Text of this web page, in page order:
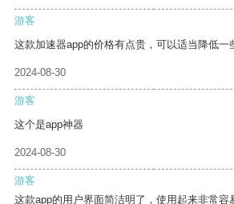
游客
这款加速器app的价格有点贵，可以适当降低一
2024-08-30
游客
这个是app神器
2024-08-30
游客
这款app的用户界面简洁明了，使用起来非常容